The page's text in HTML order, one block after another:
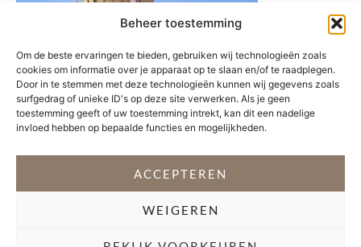
Beheer toestemming
Om de beste ervaringen te bieden, gebruiken wij technologieën zoals
cookies om informatie over je apparaat op te slaan en/of te raadplegen.
Door in te stemmen met deze technologieën kunnen wij gegevens zoals
surfgedrag of unieke ID's op deze site verwerken. Als je geen
toestemming geeft of uw toestemming intrekt, kan dit een nadelige
invloed hebben op bepaalde functies en mogelijkheden.
ACCEPTEREN
WEIGEREN